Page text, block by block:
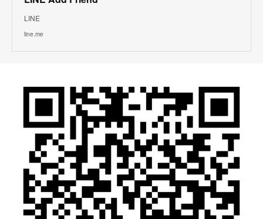
LINE
line.me